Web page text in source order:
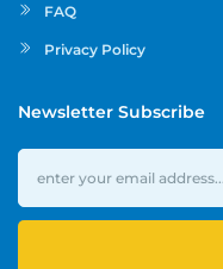
FAQ
Privacy Policy
Newsletter Subscribe